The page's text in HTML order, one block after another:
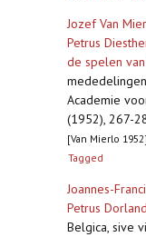
Jozef Van
Petrus
de spelen
Academie
(1952), 267-
[Van Mierlo 1952]
Tagged
Joannes-
Petrus
Belgica, sive